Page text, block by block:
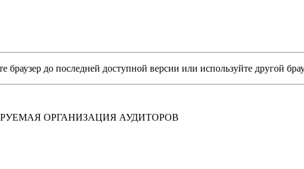
браузер до последней доступной версии или используйте другой
ОРГАНИЗАЦИЯ АУДИТОРОВ